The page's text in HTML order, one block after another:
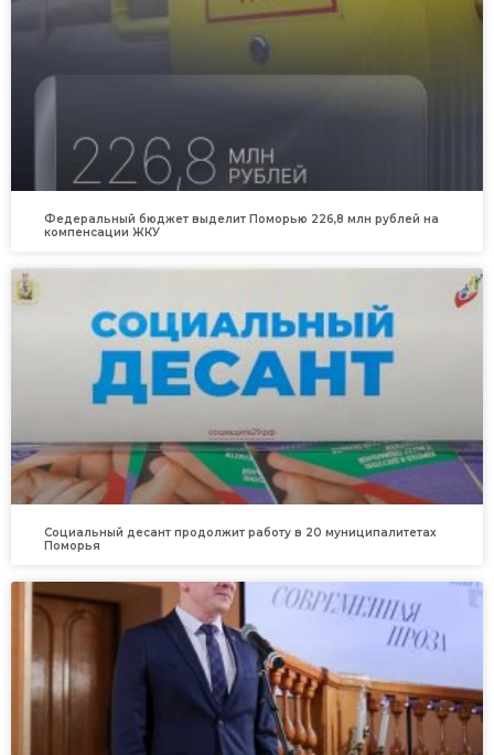
Федеральный бюджет выделит Поморью 226,8 млн рублей на
компенсации ЖКУ
Социальный десант продолжит работу в 20 муниципалитетах
Поморья